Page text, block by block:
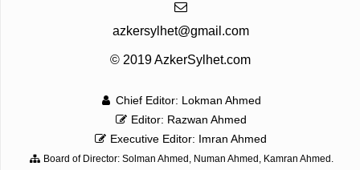
azkersylhet@gmail.com
© 2019 AzkerSylhet.com
Chief Editor: Lokman Ahmed
Editor: Razwan Ahmed
Executive Editor: Imran Ahmed
Board of Director: Solman Ahmed, Numan Ahmed, Kamran Ahmed.